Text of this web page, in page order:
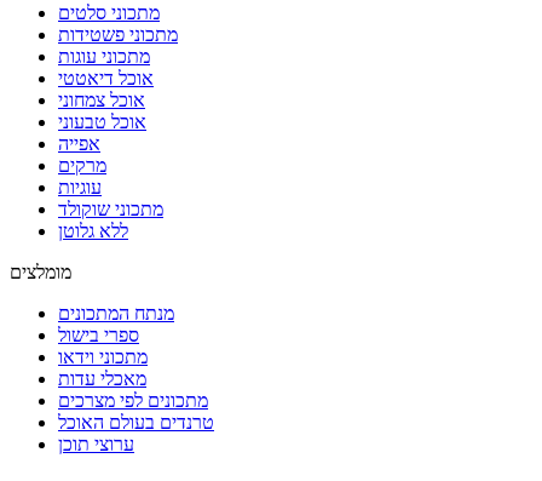
מתכוני סלטים
מתכוני פשטידות
מתכוני עוגות
אוכל דיאטטי
אוכל צמחוני
אוכל טבעוני
אפייה
מרקים
עוגיות
מתכוני שוקולד
ללא גלוטן
מומלצים
מנתח המתכונים
ספרי בישול
מתכוני וידאו
מאכלי עדות
מתכונים לפי מצרכים
טרנדים בעולם האוכל
ערוצי תוכן